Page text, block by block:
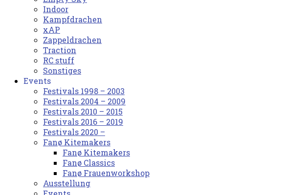
Indoor
Kampfdrachen
xAP
Zappeldrachen
Traction
RC stuff
Sonstiges
Events
Festivals 1998 – 2003
Festivals 2004 – 2009
Festivals 2010 – 2015
Festivals 2016 – 2019
Festivals 2020 –
Fanø Kitemakers
Fanø Kitemakers
Fanø Classics
Fanø Frauenworkshop
Ausstellung